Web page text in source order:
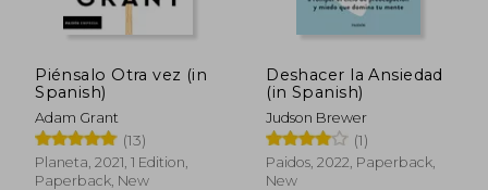
Piénsalo Otra vez (in
Spanish)
Adam Grant
(13)
Planeta, 2021, 1 Edition,
Paperback, New
Deshacer la Ansiedad
(in Spanish)
Judson Brewer
(1)
Paidos, 2022, Paperback,
New